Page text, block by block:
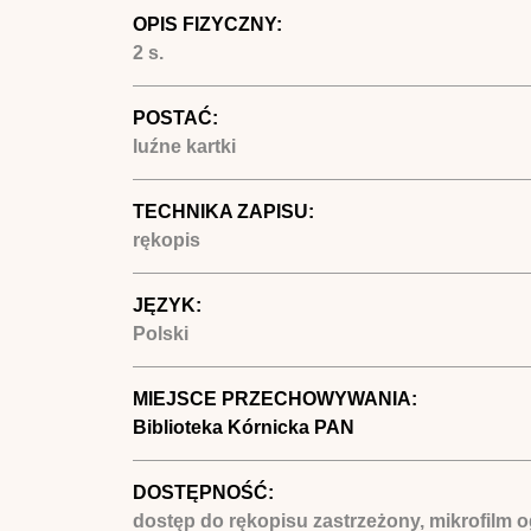
OPIS FIZYCZNY:
2 s.
POSTAĆ:
luźne kartki
TECHNIKA ZAPISU:
rękopis
JĘZYK:
Polski
MIEJSCE PRZECHOWYWANIA:
Biblioteka Kórnicka PAN
DOSTĘPNOŚĆ:
dostęp do rękopisu zastrzeżony, mikrofilm